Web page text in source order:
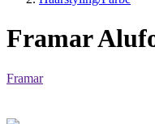
Framar
Framar